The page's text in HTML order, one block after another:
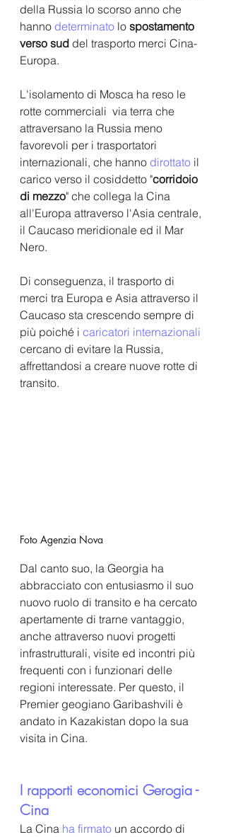
della Russia lo scorso anno che
hanno determinato lo spostamento
verso sud del trasporto merci Cina-
Europa.
L'isolamento di Mosca ha reso le
rotte commerciali  via terra che
attraversano la Russia meno
favorevoli per i trasportatori
internazionali, che hanno dirottato il
carico verso il cosiddetto "corridoio
di mezzo" che collega la Cina
all'Europa attraverso l'Asia centrale,
il Caucaso meridionale ed il Mar
Nero.
Di conseguenza, il trasporto di
merci tra Europa e Asia attraverso il
Caucaso sta crescendo sempre di
più poiché i caricatori internazionali
cercano di evitare la Russia,
affrettandosi a creare nuove rotte di
transito.
Foto Agenzia Nova
Dal canto suo, la Georgia ha
abbracciato con entusiasmo il suo
nuovo ruolo di transito e ha cercato
apertamente di trarne vantaggio,
anche attraverso nuovi progetti
infrastrutturali, visite ed incontri più
frequenti con i funzionari delle
regioni interessate. Per questo, il
Premier geogiano Garibashvili è
andato in Kazakistan dopo la sua
visita in Cina.
I rapporti economici Gerogia -
Cina
La Cina ha firmato un accordo di